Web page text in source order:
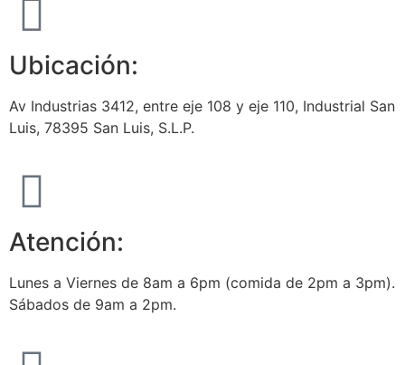
Ubicación:
Av Industrias 3412, entre eje 108 y eje 110, Industrial San
Luis, 78395 San Luis, S.L.P.
Atención:
Lunes a Viernes de 8am a 6pm (comida de 2pm a 3pm).
Sábados de 9am a 2pm.